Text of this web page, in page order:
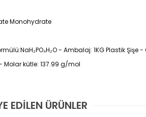
Monohydrate
- Ambalaj: 1KG Plastik Şişe
kütle: 137.99 g/mol
ilk yorumu siz yapın!
EDİLEN ÜRÜNLER